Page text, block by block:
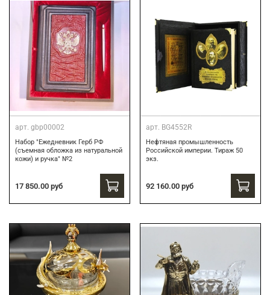
арт. gbp00002
Набор "Ежедневник Герб РФ
(съемная обложка из натуральной
кожи) и ручка" №2
17 850.00 руб
арт. BG4552R
Нефтяная промышленность
Российской империи. Тираж 50
экз.
92 160.00 руб